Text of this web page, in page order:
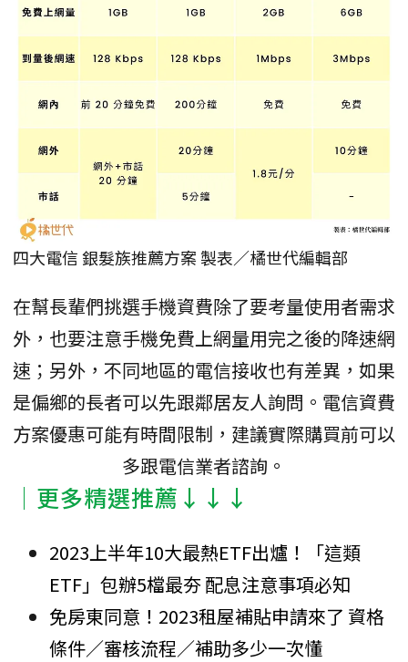
四大電信 銀髮族推薦方案 製表／橘世代編輯部
在幫長輩們挑選手機資費除了要考量使用者需求
外，也要注意手機免費上網量用完之後的降速網
速；另外，不同地區的電信接收也有差異，如果
是偏鄉的長者可以先跟鄰居友人詢問。電信資費
方案優惠可能有時間限制，建議實際購買前可以
多跟電信業者諮詢。
│更多精選推薦↓↓↓
2023上半年10大最熱ETF出爐！「這類
ETF」包辦5檔最夯 配息注意事項必知
免房東同意！2023租屋補貼申請來了 資格
條件／審核流程／補助多少一次懂